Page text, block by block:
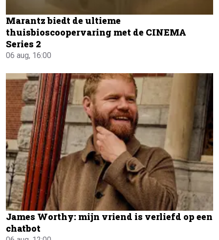
Marantz biedt de ultieme
thuisbioscoopervaring met de CINEMA
Series 2
06 aug, 16:00
James Worthy: mijn vriend is verliefd op een
chatbot